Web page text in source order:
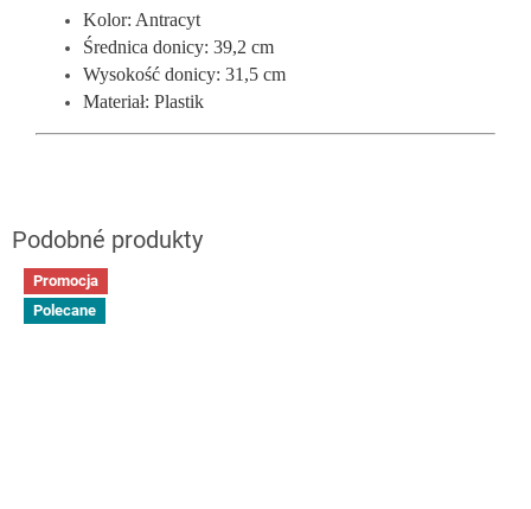
Kolor: Antracyt
Średnica donicy: 39,2 cm
Wysokość donicy: 31,5 cm
Materiał: Plastik
Promocja
Polecane